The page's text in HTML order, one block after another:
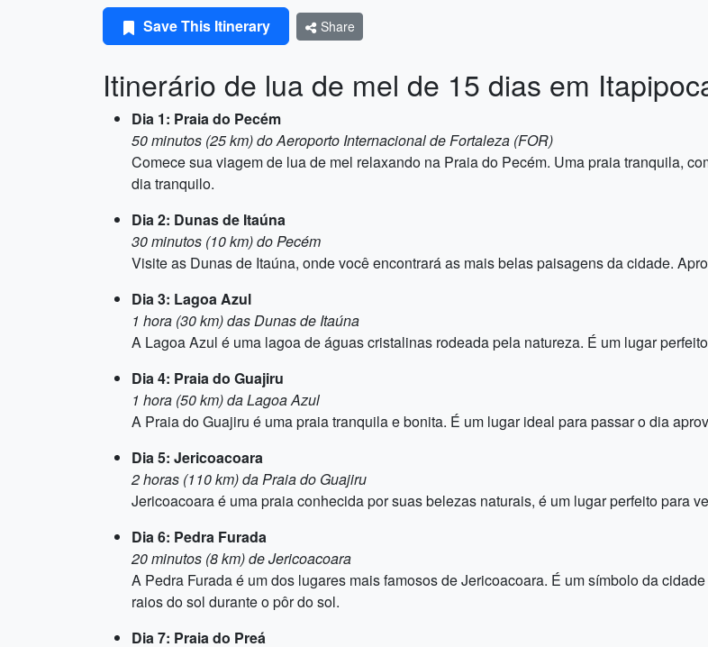
Save This Itinerary Share
Itinerário de lua de mel de 15 dias em
Dia 1: Praia do Pecém
50 minutos (25 km) do Aeroporto Internacional de Fortaleza (FOR)
Comece sua viagem de lua de mel relaxando na Praia do Pecém. Uma praia tranquila,
dia tranquilo.
Dia 2: Dunas de Itaúna
30 minutos (10 km) do Pecém
Visite as Dunas de Itaúna, onde você encontrará as mais belas paisagens da cidade.
Dia 3: Lagoa Azul
1 hora (30 km) das Dunas de Itaúna
A Lagoa Azul é uma lagoa de águas cristalinas rodeada pela natureza. É um lugar
Dia 4: Praia do Guajiru
1 hora (50 km) da Lagoa Azul
A Praia do Guajiru é uma praia tranquila e bonita. É um lugar ideal para passar o dia
Dia 5: Jericoacoara
2 horas (110 km) da Praia do Guajiru
Jericoacoara é uma praia conhecida por suas belezas naturais, é um lugar perfeito para
Dia 6: Pedra Furada
20 minutos (8 km) de Jericoacoara
A Pedra Furada é um dos lugares mais famosos de Jericoacoara. É um símbolo da
raios do sol durante o pôr do sol.
Dia 7: Praia do Preá